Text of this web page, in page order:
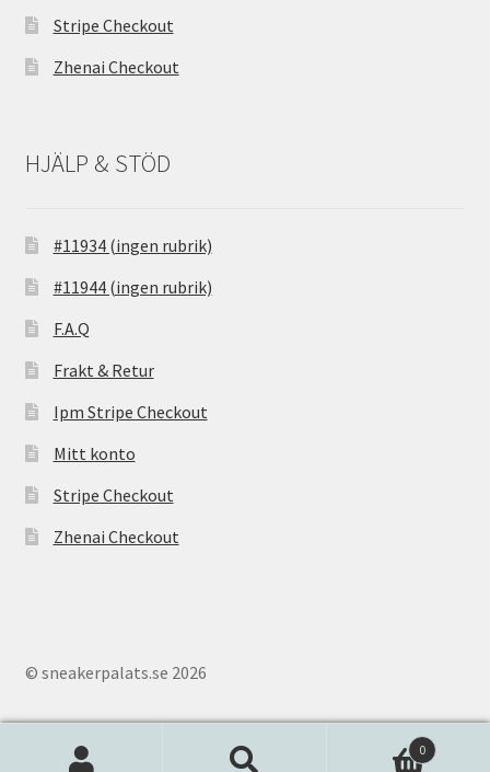
Stripe Checkout
Zhenai Checkout
HJÄLP & STÖD
#11934 (ingen rubrik)
#11944 (ingen rubrik)
F.A.Q
Frakt & Retur
Ipm Stripe Checkout
Mitt konto
Stripe Checkout
Zhenai Checkout
© sneakerpalats.se 2026
0